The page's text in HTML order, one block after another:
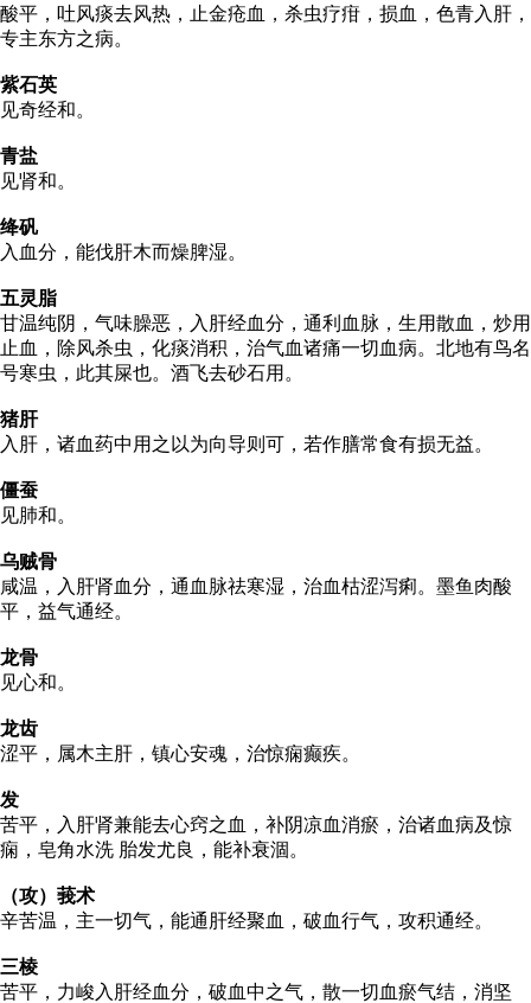
酸平，吐风痰去风热，止金疮血，杀虫疗疳，损血，色青入肝，
专主东方之病。
紫石英
见奇经和。
青盐
见肾和。
绛矾
入血分，能伐肝木而燥脾湿。
五灵脂
甘温纯阴，气味臊恶，入肝经血分，通利血脉，生用散血，炒用
止血，除风杀虫，化痰消积，治气血诸痛一切血病。北地有鸟名
号寒虫，此其屎也。酒飞去砂石用。
猪肝
入肝，诸血药中用之以为向导则可，若作膳常食有损无益。
僵蚕
见肺和。
乌贼骨
咸温，入肝肾血分，通血脉祛寒湿，治血枯涩泻痢。墨鱼肉酸
平，益气通经。
龙骨
见心和。
龙齿
涩平，属木主肝，镇心安魂，治惊痫癫疾。
发
苦平，入肝肾兼能去心窍之血，补阴凉血消瘀，治诸血病及惊
痫，皂角水洗 胎发尤良，能补衰涸。
（攻）莪术
辛苦温，主一切气，能通肝经聚血，破血行气，攻积通经。
三棱
苦平，力峻入肝经血分，破血中之气，散一切血瘀气结，消坚